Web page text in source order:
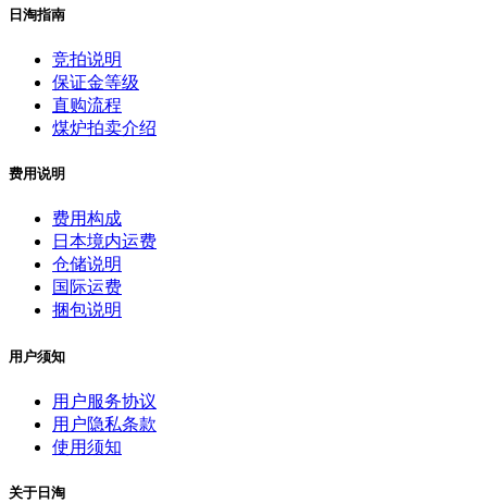
日淘指南
竞拍说明
保证金等级
直购流程
煤炉拍卖介绍
费用说明
费用构成
日本境内运费
仓储说明
国际运费
捆包说明
用户须知
用户服务协议
用户隐私条款
使用须知
关于日淘